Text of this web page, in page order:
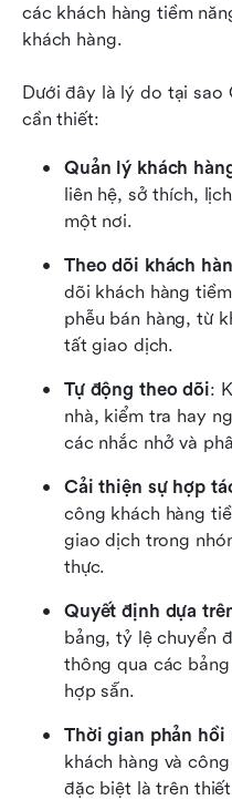
các khách hàng tiềm
khách hàng.
Dưới đây là lý do tại sao
cần thiết:
Quản lý khách
liên hệ, sở thích,
một nơi.
Theo dõi khách
dõi khách hàng
phễu bán hàng, từ
tất giao dịch.
Tự động theo dõi:
nhà, kiểm tra hay
các nhắc nhở và
Cải thiện sự hợp
công khách hàng
giao dịch trong
thực.
Quyết định dựa
bảng, tỷ lệ chuyển
thông qua các
hợp sẵn.
Thời gian phản hồi
khách hàng và
đặc biệt là trên